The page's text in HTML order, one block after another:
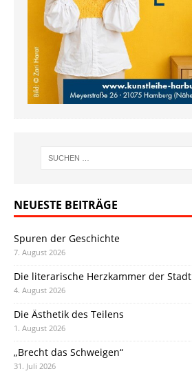
NEUESTE BEITRÄGE
Spuren der Geschichte
7. August 2026
Die literarische Herzkammer der Stadt
4. August 2026
Die Ästhetik des Teilens
1. August 2026
„Brecht das Schweigen“
31. Juli 2026